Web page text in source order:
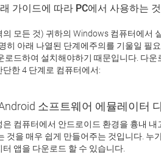
가이드에 따라 PC에서 사용하는
의 모든 것) 귀하의 Windows 컴퓨터에서
히 아래 나열된 단계에주의를 기울일 필
로드하여 설치해야하기 때문입니다. 다
한 4 단계로 컴퓨터에서:
소프트웨어 에뮬레이터
컴퓨터에서 안드로이드 환경을 흉내
것을 매우 쉽게 만들어주는 것입니다. 누